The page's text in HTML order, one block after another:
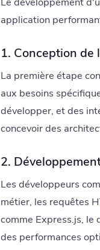
application
1. Conception de
La première étape
aux besoins
développer, et des
concevoir des
2.
Les développeurs
métier, les requêtes
comme Express.js,
des performances